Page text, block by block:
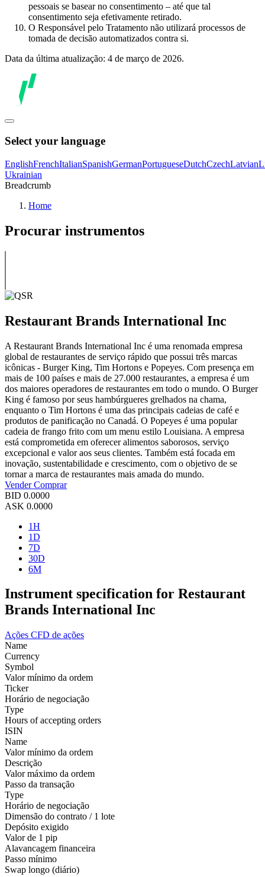
pessoais se basear no consentimento – até que tal
consentimento seja efetivamente retirado.
O Responsável pelo Tratamento não utilizará processos de
tomada de decisão automatizados contra si.
Data da última atualização: 4 de março de 2026.
Select your language
EnglishFrenchItalianSpanishGermanPortugueseDutchCzechLatvian
Ukrainian
Breadcrumb
Home
Procurar instrumentos
Restaurant Brands International Inc
A Restaurant Brands International Inc é uma renomada empresa
global de restaurantes de serviço rápido que possui três marcas
icônicas - Burger King, Tim Hortons e Popeyes. Com presença em
mais de 100 países e mais de 27.000 restaurantes, a empresa é um
dos maiores operadores de restaurantes em todo o mundo. O Burger
King é famoso por seus hambúrgueres grelhados na chama,
enquanto o Tim Hortons é uma das principais cadeias de café e
produtos de panificação no Canadá. O Popeyes é uma popular
cadeia de frango frito com um menu estilo Louisiana. A empresa
está comprometida em oferecer alimentos saborosos, serviço
excepcional e valor aos seus clientes. Também está focada em
inovação, sustentabilidade e crescimento, com o objetivo de se
tornar a marca de restaurantes mais amada do mundo.
VenderComprar
BID 0.0000
ASK 0.0000
1H
1D
7D
30D
6M
Instrument specification for Restaurant
Brands International Inc
Ações CFD de ações
Name
Currency
Symbol
Valor mínimo da ordem
Ticker
Horário de negociação
Type
Hours of accepting orders
ISIN
Name
Valor mínimo da ordem
Descrição
Valor máximo da ordem
Passo da transação
Type
Horário de negociação
Dimensão do contrato / 1 lote
Depósito exigido
Valor de 1 pip
Alavancagem financeira
Passo mínimo
Swap longo (diário)